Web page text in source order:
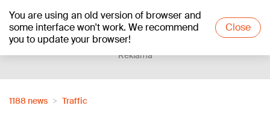
You are using an old version of browser and
some interface won't work. We recommend
you to update your browser!
Close
+23°C
Reklāma
1188 news
Traffic